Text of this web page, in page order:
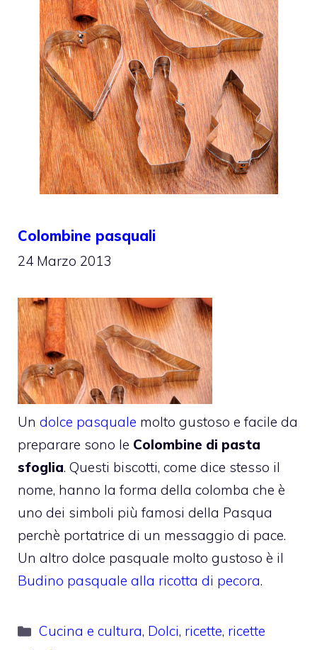
Colombine pasquali
24 Marzo 2013
Un dolce pasquale molto gustoso e facile da
preparare sono le Colombine di pasta
sfoglia. Questi biscotti, come dice stesso il
nome, hanno la forma della colomba che è
uno dei simboli più famosi della Pasqua
perchè portatrice di un messaggio di pace.
Un altro dolce pasquale molto gustoso è il
Budino pasquale alla ricotta di pecora.
Categorie
Cucina e cultura, Dolci, ricette, ricette